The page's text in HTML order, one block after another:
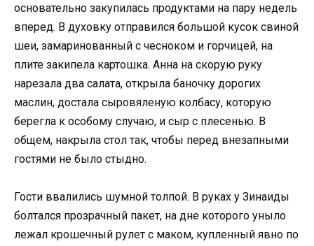
основательно закупилась продуктами на пару недель
вперед. В духовку отправился большой кусок свиной
шеи, замаринованный с чесноком и горчицей, на
плите закипела картошка. Анна на скорую руку
нарезала два салата, открыла баночку дорогих
маслин, достала сыровяленую колбасу, которую
берегла к особому случаю, и сыр с плесенью. В
общем, накрыла стол так, чтобы перед внезапными
гостями не было стыдно.
Гости ввалились шумной толпой. В руках у Зинаиды
болтался прозрачный пакет, на дне которого уныло
лежал крошечный рулет с маком, купленный явно по